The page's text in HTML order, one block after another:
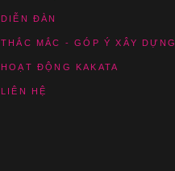
DIỄN ĐÀN
THẮC MẮC - GÓP Ý XÂY DỰNG
HOẠT ĐỘNG KAKATA
LIÊN HỆ